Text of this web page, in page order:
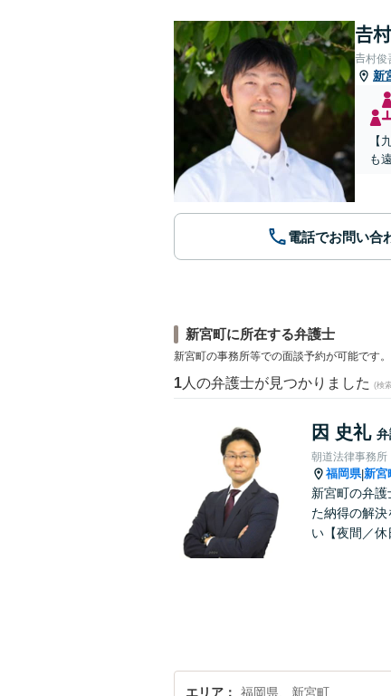
𠮷
𠮷村俊
新
【
も
電話でお問い合
新宮町に所在する弁護士
新宮町の事務所等での面談予約が可能です。
1 人の弁護士が見つかりました (検
因 史礼
朝道法律事務所
福岡県|新宮
新宮町の弁
た納得の解
い【夜間／休
エリア 福岡県、新宮町